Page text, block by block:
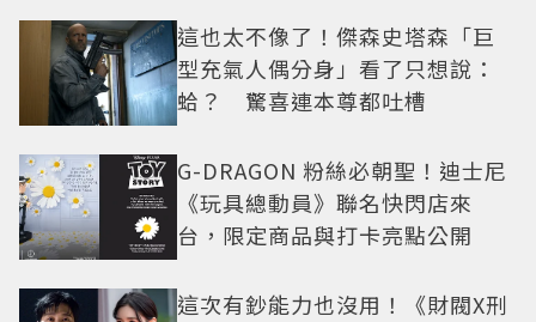
這也太不像了！傑森史塔森「巨
型充氣人偶分身」看了只想說：
蛤？ 驚喜連本尊都吐槽
G-DRAGON 粉絲必朝聖！迪士尼
《玩具總動員》聯名快閃店來
台，限定商品與打卡亮點公開
這次有鈔能力也沒用！《財閥X刑